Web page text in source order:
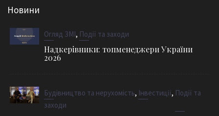
Новини
Огляд ЗМІ, Події та заходи
Надкерівники: топменеджери України
2026
Будівництво та нерухомість, Інвестиції, Події та
заходи